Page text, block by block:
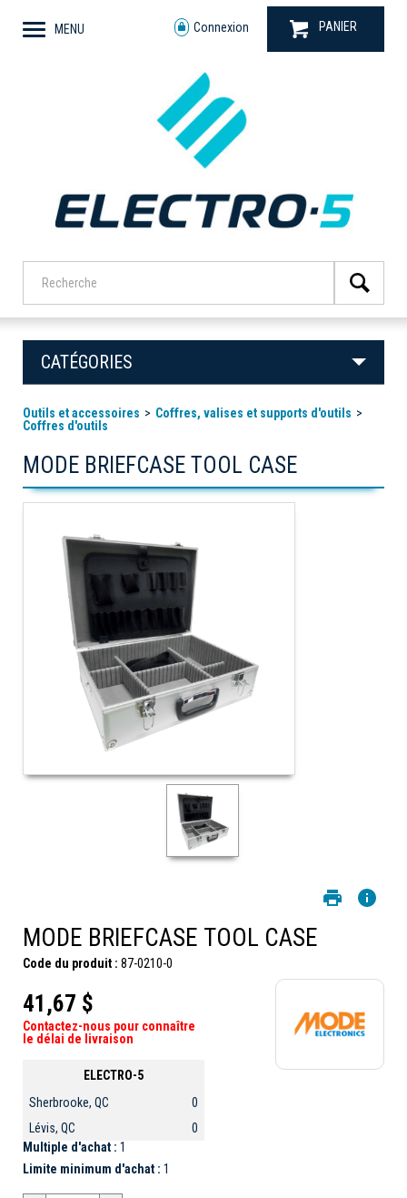
MENU Connexion PANIER
CATÉGORIES
Outils et accessoires
Coffres, valises et supports d'outils
Coffres d'outils
MODE BRIEFCASE TOOL CASE
MODE BRIEFCASE TOOL CASE
Code du produit : 87-0210-0
41,67 $
Contactez-nous pour connaître
le délai de livraison
ELECTRO-5
Sherbrooke, QC
0
Lévis, QC
0
Multiple d'achat : 1
Limite minimum d'achat : 1